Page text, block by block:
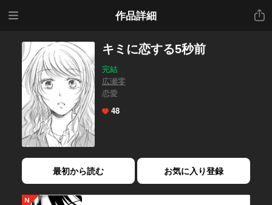
作品詳細
共有
キミに恋する5秒前
完結
広瀬零
恋愛
48
最初から読む お気に入り登録